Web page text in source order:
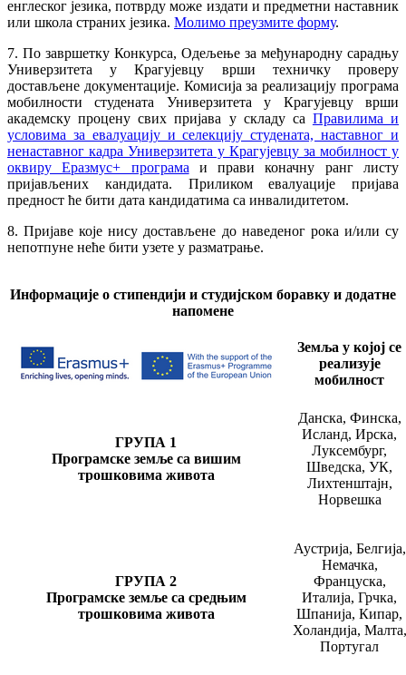
енглеског језика, потврду може издати и предметни наставник
или школа страних језика. Молимо преузмите форму.
7. По завршетку Конкурса, Одељење за међународну сарадњу
Универзитета у Крагујевцу врши техничку проверу
достављене документације. Комисија за реализацију програма
мобилности студената Универзитета у Крагујевцу врши
академску процену свих пријава у складу са Правилима и
условима за евалуацију и селекцију студената, наставног и
ненаставног кадра Универзитета у Крагујевцу за мобилност у
оквиру Еразмус+ програма и прави коначну ранг листу
пријављених кандидата. Приликом евалуације пријава
предност ће бити дата кандидатима са инвалидитетом.
8. Пријаве које нису достављене до наведеног рока и/или су
непотпуне неће бити узете у разматрање.
Информације о стипендији и студијском боравку и додатне
напомене
Земља у којој се
реализује
мобилност
ГРУПА 1
Програмске земље са вишим
трошковима живота
Данска, Финска,
Исланд, Ирска,
Луксембург,
Шведска, УК,
Лихтенштајн,
Норвешка
ГРУПА 2
Програмске земље са средњим
трошковима живота
Аустрија, Белгија,
Немачка,
Француска,
Италија, Грчка,
Шпанија, Кипар,
Холандија, Малта,
Португал